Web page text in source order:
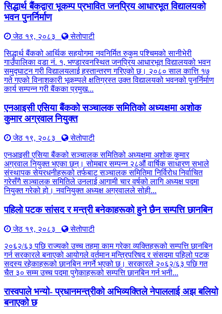
सिद्धार्थ बैंकद्वारा भूकम्प प्रभावित जनप्रिय आधारभूत विद्यालयको
भवन पुनर्निर्माण
जेठ १९, २०८३
सेतोपाटी
सिद्धार्थ बैंकको आर्थिक सहयोगमा नवनिर्मित रुकुम पश्चिमको सानीभेरी
गाउँपालिका वडा नं. १, भण्डारवनस्थित जनप्रिय आधारभूत विद्यालयको भवन
समुद्घाटन गरी विद्यालयलाई हस्तान्तरण गरिएको छ। २०८० साल कात्ति १७
गते गएको विनाशकारी भूकम्पले क्षतिग्रस्त उक्त विद्यालयको भवनको पुनर्निर्माण
कार्य सम्पन्न गरी बैंकका प्रमुख...
एनआइसी एसिया बैंकको सञ्चालक समितिको अध्यक्षमा अशोक
कुमार अग्रवाल नियुक्त
जेठ १९, २०८३
सेतोपाटी
एनआइसी एसिया बैंकको सञ्चालक समितिको अध्यक्षमा अशोक कुमार
अग्रवाल नियुक्त भएका छन्। सोमबार सम्पन्न २८औं वार्षिक साधारण सभाले
संस्थापक सेयरधनीहरूको तर्फबाट सञ्चालक समितिमा निर्विरोध निर्वाचित
गरेसँगै सञ्चालक समितिले उनलाई आगामी चार वर्षको लागि अध्यक्ष पदमा
नियुक्त गरेको हो। नवनियुक्त अध्यक्ष अग्रवालले सोही...
पहिलो पटक सांसद र मन्त्री बनेकाहरूको हुने छैन सम्पत्ति छानबिन
जेठ १९, २०८३
सेतोपाटी
२०६२/६३ पछि राज्यको उच्च तहमा काम गरेका व्यक्तिहरूको सम्पत्ति छानबिन
गर्न सरकारले बनाएको आयोगले वर्तमान मन्त्रिपरिषद र संसदमा पहिलो पटक
सदस्य रहेकाहरूको छानबिन नगर्ने भएको छ। सरकारले २०६२/६३ पछि गत
चैत ३० सम्म उच्च पदमा पुगेकाहरूको सम्पत्ति छानबिन गर्न भनी...
रास्वपाले भन्यो- प्रधानमन्त्रीको अभिव्यक्तिले नेपाललाई अझ बलियो
बनाएको छ